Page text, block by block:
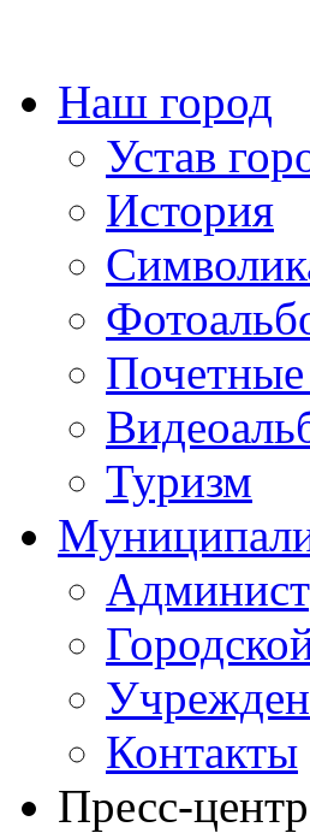
Наш город
Устав
История
Туризм
Контакты
Пресс-центр